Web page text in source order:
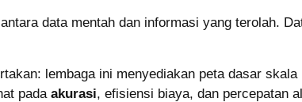
data mentah dan informasi yang terolah.
lembaga ini menyediakan peta dasar
pada akurasi, efisiensi biaya, dan percepatan